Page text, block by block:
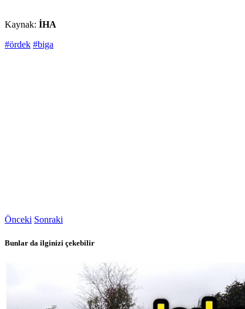
Kaynak: İHA
#ördek #biga
Önceki Sonraki
Bunlar da ilginizi çekebilir